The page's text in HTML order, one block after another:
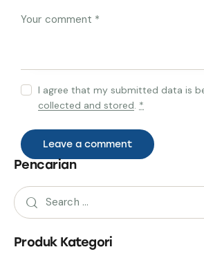
I agree that my submitted data is
collected and stored *
Pencarian
Produk Kategori